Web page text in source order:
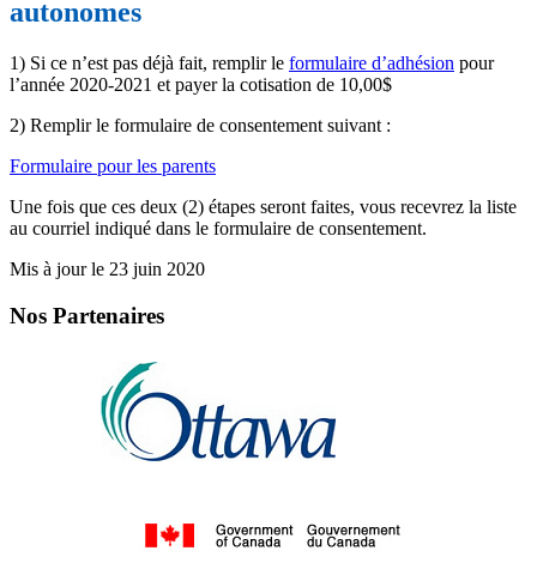
autonomes
1) Si ce n’est pas déjà fait, remplir le formulaire d’adhésion pour
l’année 2020-2021 et payer la cotisation de 10,00$
2) Remplir le formulaire de consentement suivant :
Formulaire pour les parents
Une fois que ces deux (2) étapes seront faites, vous recevrez la liste
au courriel indiqué dans le formulaire de consentement.
Mis à jour le 23 juin 2020
Nos Partenaires